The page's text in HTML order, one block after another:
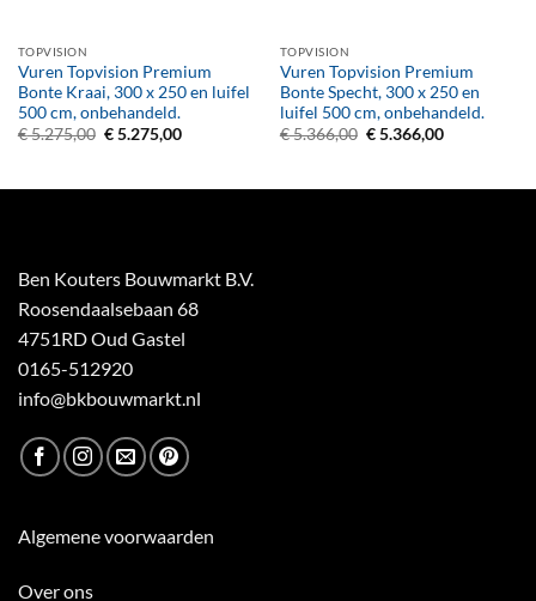
TOPVISION
Vuren Topvision Premium
Bonte Kraai, 300 x 250 en luifel
500 cm, onbehandeld.
€5.275,00 Oorspronkelijke
€5.275,00Huidige
TOPVISION
Vuren Topvision Premium
Bonte Specht, 300 x 250 en
luifel 500 cm, onbehandeld.
€5.366,00 Oorspronkelijke
€5.366,00Huidige
Ben Kouters Bouwmarkt B.V.
Roosendaalsebaan 68
4751RD Oud Gastel
0165-512920
info@bkbouwmarkt.nl
Algemene voorwaarden
Over ons